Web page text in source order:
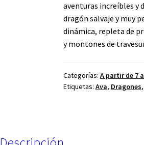
aventuras increíbles y
dragón salvaje y muy
dinámica, repleta de
y montones de
Categorías: A partir de 7
Etiquetas: Ava, Dragones,